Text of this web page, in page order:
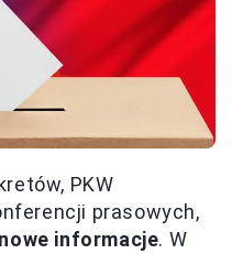
PKW
prasowych,
nowe informacje. W